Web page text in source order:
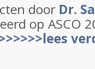
door Dr.
op ASCO